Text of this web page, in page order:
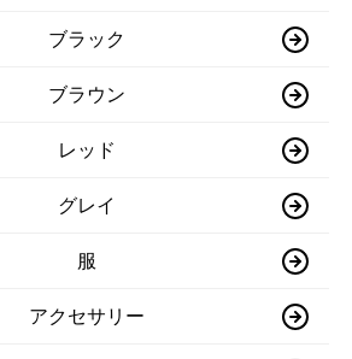
ブラック
ブラウン
レッド
グレイ
服
アクセサリー